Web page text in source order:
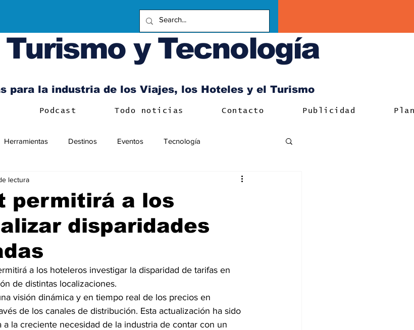
Turismo y Tecnología
para la industria de los Viajes, los Hoteles y el Turismo
Podcast Todo noticias Contacto Publicidad
Herramientas Destinos Eventos Tecnología
permitirá a los
disparidades
lectura
a los hoteleros investigar la disparidad de tarifas en
de distintas localizaciones.
visión dinámica y en tiempo real de los precios en
de los canales de distribución. Esta actualización ha sido
la creciente necesidad de la industria de contar con un